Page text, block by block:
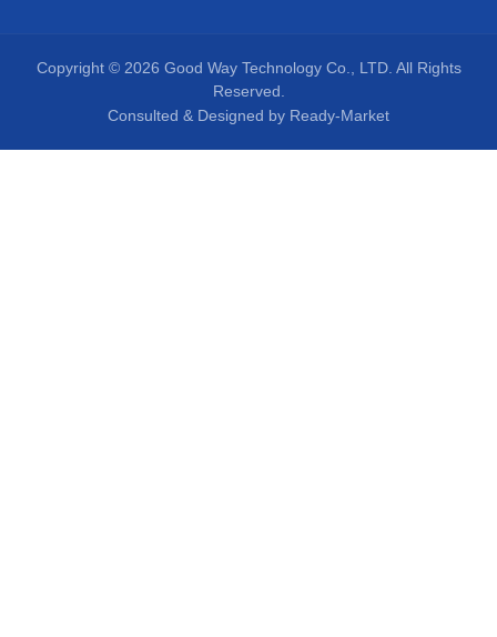
Copyright © 2026 Good Way Technology Co., LTD. All Rights
Reserved.
Consulted & Designed by Ready-Market